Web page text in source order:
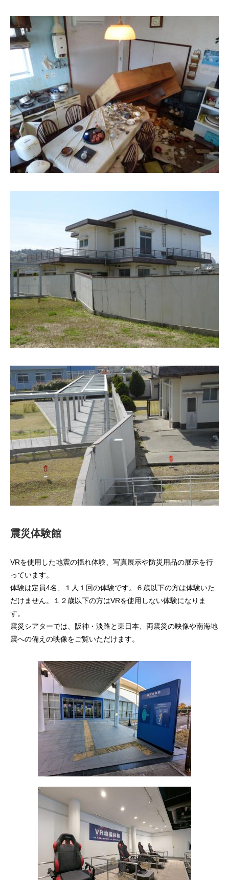
震災体験館
VRを使用した地震の揺れ体験、写真展示や防災用品の展示を行
っています。
体験は定員4名、１人１回の体験です。６歳以下の方は体験いた
だけません。１２歳以下の方はVRを使用しない体験になりま
す。
震災シアターでは、阪神・淡路と東日本、両震災の映像や南海地
震への備えの映像をご覧いただけます。